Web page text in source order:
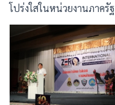
โปร่งใสในหน่วยงานภาครัฐ